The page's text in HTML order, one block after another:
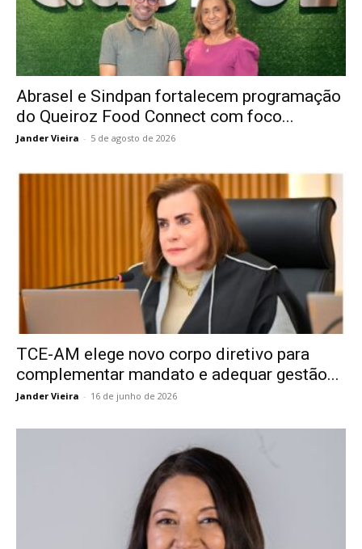
Abrasel e Sindpan fortalecem programação
do Queiroz Food Connect com foco...
Jander Vieira - 5 de agosto de 2026
TCE-AM elege novo corpo diretivo para
complementar mandato e adequar gestão...
Jander Vieira - 16 de junho de 2026